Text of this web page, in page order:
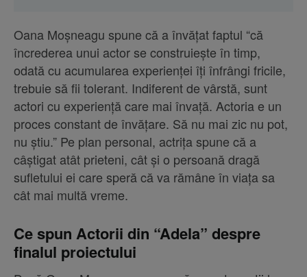
Oana Moșneagu spune că a învățat faptul “că
încrederea unui actor se construiește în timp,
odată cu acumularea experienței îți înfrângi fricile,
trebuie să fii tolerant. Indiferent de vârstă, sunt
actori cu experiență care mai învață. Actoria e un
proces constant de învățare. Să nu mai zic nu pot,
nu știu.” Pe plan personal, actrița spune că a
câștigat atât prieteni, cât și o persoană dragă
sufletului ei care speră că va rămâne în viața sa
cât mai multă vreme.
Ce spun Actorii din “Adela” despre
finalul proiectului